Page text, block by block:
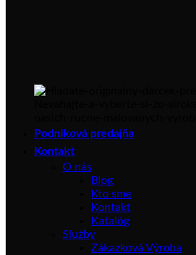
Podniková predajňa
Kontakt
O nás
Blog
Kto sme
Kontakt
Katalóg
Služby
Zákazková Výroba